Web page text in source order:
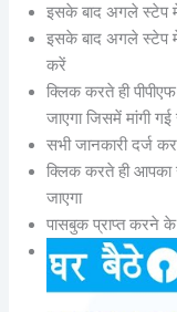
इसके बाद अगले स्टेप
इसके बाद अगले स्टेप
करें
क्लिक करते ही
जाएगा जिसमें मांगी
सभी जानकारी दर्ज
क्लिक करते ही आपका
जाएगा
पासबुक प्राप्त करने